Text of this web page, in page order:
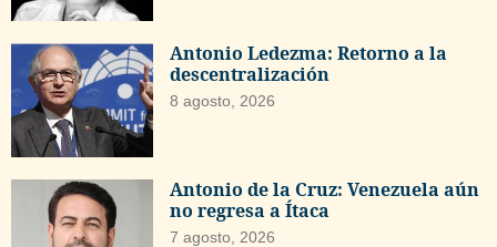
Antonio Ledezma: Retorno a la
descentralización
8 agosto, 2026
Antonio de la Cruz: Venezuela aún
no regresa a Ítaca
7 agosto, 2026